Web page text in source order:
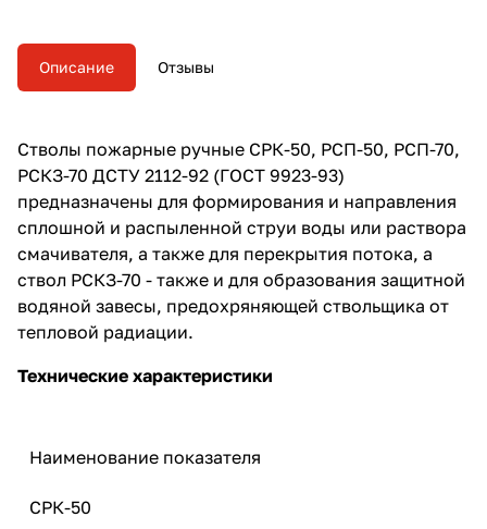
Описание Отзывы
Стволы пожарные ручные СРК-50, РСП-50, РСП-70,
РСКЗ-70 ДСТУ 2112-92 (ГОСТ 9923-93)
предназначены для формирования и направления
сплошной и распыленной струи воды или раствора
смачивателя, а также для перекрытия потока, а
ствол РСКЗ-70 - также и для образования защитной
водяной завесы, предохряняющей ствольщика от
тепловой радиации.
Технические характеристики
Наименование показателя
СРК-50